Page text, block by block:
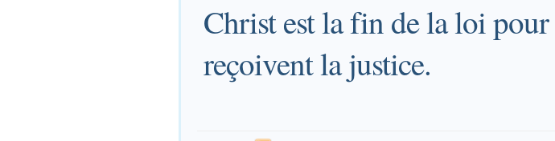
Christ est la fin de la loi
reçoivent la justice.